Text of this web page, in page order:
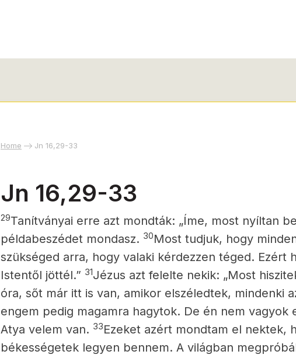
Home Jn 16,29-33
Jn 16,29-33
29Tanítványai erre azt mondták: „Íme, most nyíltan
példabeszédet mondasz. 30Most tudjuk, hogy
szükséged arra, hogy valaki kérdezzen téged. Ezért
Istentől jöttél.” 31Jézus azt felelte nekik: „Most
óra, sőt már itt is van, amikor elszéledtek, mindenki
engem pedig magamra hagytok. De én nem vagyok
Atya velem van. 33Ezeket azért mondtam el nektek,
békességetek legyen bennem. A világban